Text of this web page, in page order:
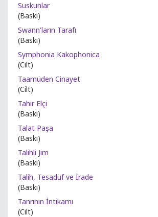
Suskunlar
(Baskı)
Swann'ların Tarafı
(Baskı)
Symphonia Kakophonica
(Cilt)
Taamüden Cinayet
(Cilt)
Tahir Elçi
(Baskı)
Talat Paşa
(Baskı)
Talihli Jim
(Baskı)
Talih, Tesadüf ve İrade
(Baskı)
Tanrının İntikamı
(Cilt)